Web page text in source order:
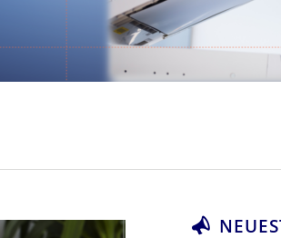
Pressemappe Studien weltweit